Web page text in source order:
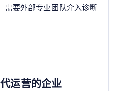
需要外部专业团队介入诊断
运营的企业